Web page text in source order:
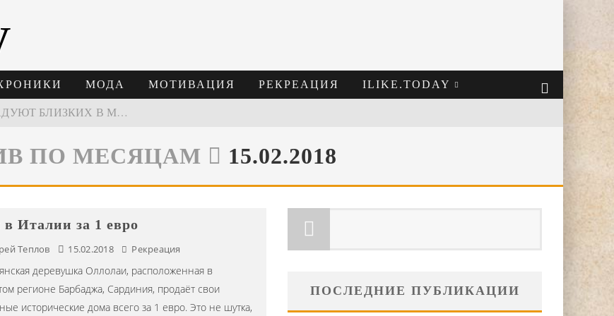
МОДА МОТИВАЦИЯ РЕКРЕАЦИЯ ILIKE.TODAY
ПОДАРКИ, КОТОРЫЕ ТОЧНО ПОРАДУЮТ БЛИЗКИХ В МАЙСКИЕ ПРАЗДНИКИ
ПО МЕСЯЦАМ 15.02.2018
Италии за 1 евро
Теплов 15.02.2018 Рекреация
деревушка Оллолаи, расположенная в
регионе Барбаджа, Сардиния, продаёт свои
исторические дома всего за 1 евро. Это не шутка,
ПОСЛЕДНИЕ ПУБЛИКАЦИИ